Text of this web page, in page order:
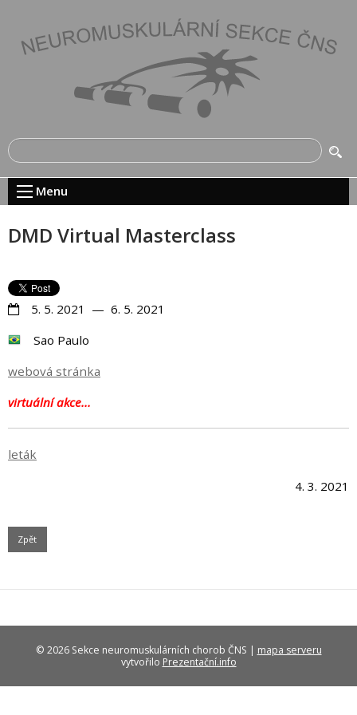
Menu
DMD Virtual Masterclass
5. 5. 2021 — 6. 5. 2021
Sao Paulo
webová stránka
virtuální akce...
leták
4. 3. 2021
Zpět
© 2026 Sekce neuromuskulárních chorob ČNS | mapa serveru
vytvořilo Prezentační.info